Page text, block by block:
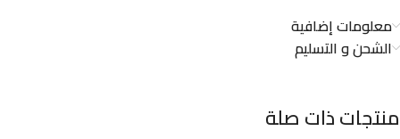
معلومات إضافية
الشحن و التسليم
منتجات ذات صلة